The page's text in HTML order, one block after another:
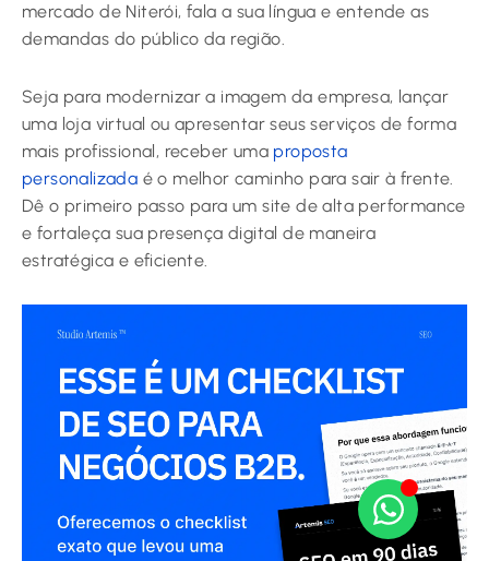
mercado de Niterói, fala a sua língua e entende as
demandas do público da região.
Seja para modernizar a imagem da empresa, lançar
uma loja virtual ou apresentar seus serviços de forma
mais profissional, receber uma proposta
personalizada é o melhor caminho para sair à frente.
Dê o primeiro passo para um site de alta performance
e fortaleça sua presença digital de maneira
estratégica e eficiente.